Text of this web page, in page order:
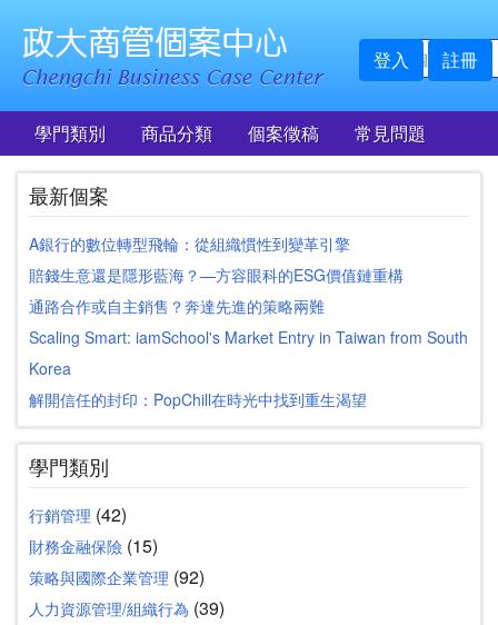
登入 註冊
學門類別 商品分類 個案徵稿 常見問題
最新個案
A銀行的數位轉型飛輪：從組織慣性到變革引擎
賠錢生意還是隱形藍海？—方容眼科的ESG價值鏈重構
通路合作或自主銷售？奔達先進的策略兩難
Scaling Smart: iamSchool's Market Entry in Taiwan from South
Korea
解開信任的封印：PopChill在時光中找到重生渴望
學門類別
行銷管理 (42)
財務金融保險 (15)
策略與國際企業管理 (92)
人力資源管理/組織行為 (39)